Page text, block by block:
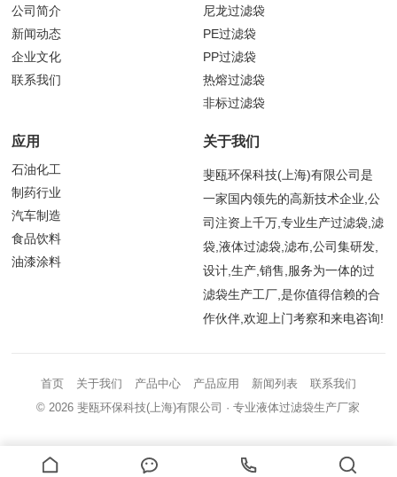
公司简介
新闻动态
企业文化
联系我们
尼龙过滤袋
PE过滤袋
PP过滤袋
热熔过滤袋
非标过滤袋
应用
石油化工
制药行业
汽车制造
食品饮料
油漆涂料
关于我们
斐瓯环保科技(上海)有限公司是
一家国内领先的高新技术企业,公
司注资上千万,专业生产过滤袋,滤
袋,液体过滤袋,滤布,公司集研发,
设计,生产,销售,服务为一体的过
滤袋生产工厂,是你值得信赖的合
作伙伴,欢迎上门考察和来电咨询!
首页 关于我们 产品中心 产品应用 新闻列表
联系我们
© 2026斐瓯环保科技(上海)有限公司 · 专业液体过滤袋生产厂家